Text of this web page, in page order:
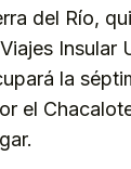
del Río,
Insular
la
el